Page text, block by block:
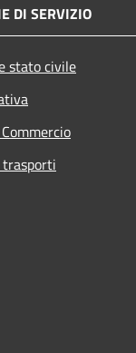
DI SERVIZIO
stato civile